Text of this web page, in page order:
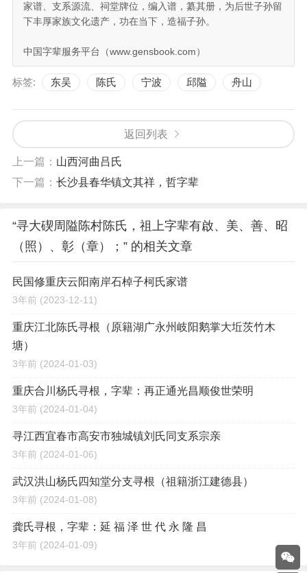
家谱、支系源流、祠堂牌位，编入谱，纂其册，为后世子孙留
下丰厚家族文化遗产，功在当下，造福子孙。
中国字辈服务平台（www.gensbook.com）
标签: 东吴 陈氏 宁波 邱隘 舟山
返回列表
上一篇： 山西河曲吕氏
下一篇： 长沙县春华镇文其祥，哲字辈
“寻大碶周隘陈村陈氏，祖上字辈有啟、美、善、昭
（照）、彰（章）；” 的相关文章
民国修重庆云阳南岸石棹子柯氏家谱
3年前 (2023-12-11)
重庆江北陈氏寻根（原籍湖广永州岐阳鹅掌大坵茨竹木
塘）
3年前 (2024-01-03)
重庆合川杨氏寻根，字辈：再正通光昌顺俊世荣明
3年前 (2024-01-04)
寻江西宜春市高安市独城镇刘氏同支系宗亲
3年前 (2024-01-06)
武汉洪山杨氏四知堂分支寻根（祖籍浙江建德县）
3年前 (2024-01-08)
龚氏寻根，字辈：延 福 泽 世 代 永 隆 昌
3年前 (2024-01-09)